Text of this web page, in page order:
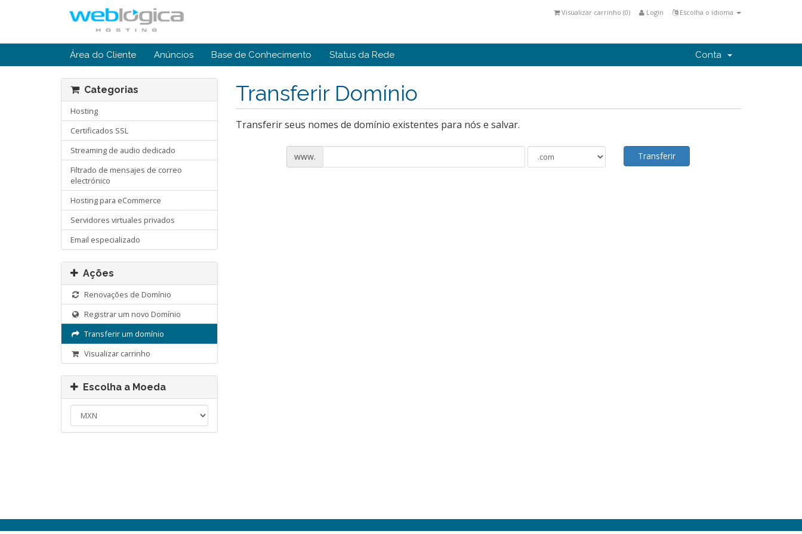
Escolha o idioma
Login
Visualizar carrinho (0)
Área do Cliente Anúncios Base de Conhecimento Status da Rede Conta
Transferir Domínio
Categorias
Hosting
Certificados SSL
Streaming de audio dedicado
Filtrado de mensajes de correo
electrónico
Hosting para eCommerce
Servidores virtuales privados
Email especializado
Ações
Renovações de Domínio
Registrar um novo Domínio
Transferir um domínio
Visualizar carrinho
Escolha a Moeda
Transferir seus nomes de domínio existentes para nós e salvar.
www. Transferir